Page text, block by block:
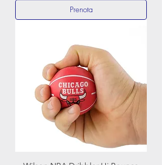
Prenota